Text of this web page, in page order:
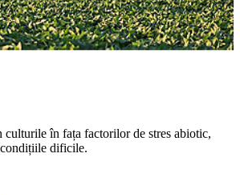
culturile în fața factorilor de stres abiotic,
dificile.